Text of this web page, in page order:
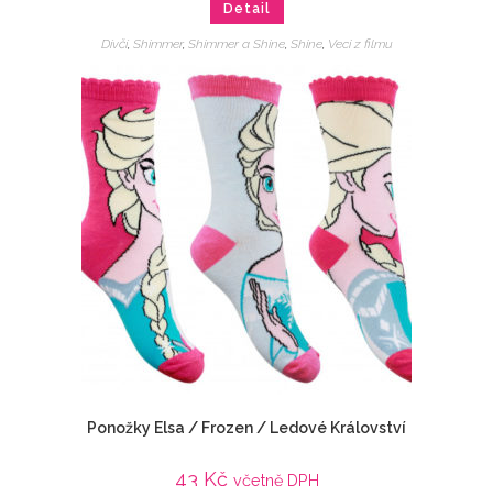
Detail
Dívčí, Shimmer, Shimmer a Shine, Shine, Veci z filmu
Ponožky Elsa / Frozen / Ledové Království
43 Kč včetně DPH